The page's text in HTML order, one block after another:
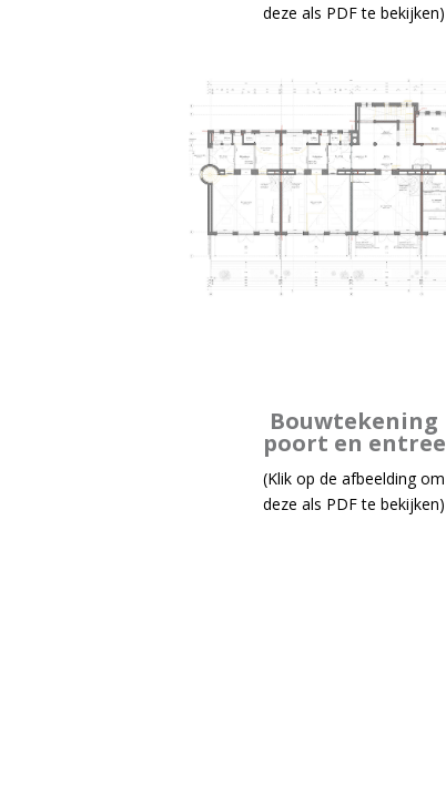
deze als PDF te bekijken)
Bouwtekening
poort en entree
(Klik op de afbeelding om
deze als PDF te bekijken)